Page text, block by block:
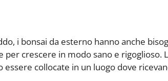
i bonsai da esterno hanno anche
per crescere in modo sano e rigoglioso.
collocate in un luogo dove